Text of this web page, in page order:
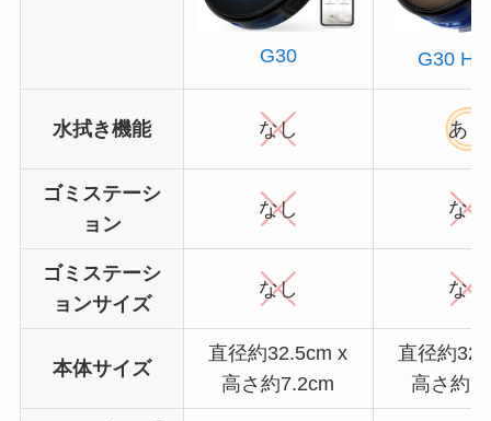
G30 G30
水拭き機能 なし あり
ゴミステーシ
ョン
なし なし
ゴミステーシ
ョンサイズ
なし なし
本体サイズ
直径約32.5cm x
高さ約7.2cm
直径約
高さ約